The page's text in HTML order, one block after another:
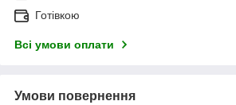
Готівкою
Всі умови оплати
Умови повернення